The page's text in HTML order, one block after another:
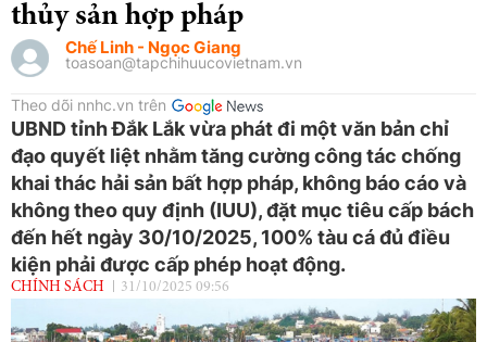
thủy sản hợp pháp
Chế Linh - Ngọc Giang
toasoan@tapchihuucovietnam.vn
Theo dõi nnhc.vn trên
UBND tỉnh Đắk Lắk vừa phát đi một văn bản chỉ
đạo quyết liệt nhằm tăng cường công tác chống
khai thác hải sản bất hợp pháp, không báo cáo và
không theo quy định (IUU), đặt mục tiêu cấp bách
đến hết ngày 30/10/2025, 100% tàu cá đủ điều
kiện phải được cấp phép hoạt động.
CHÍNH SÁCH 31/10/2025 09:56